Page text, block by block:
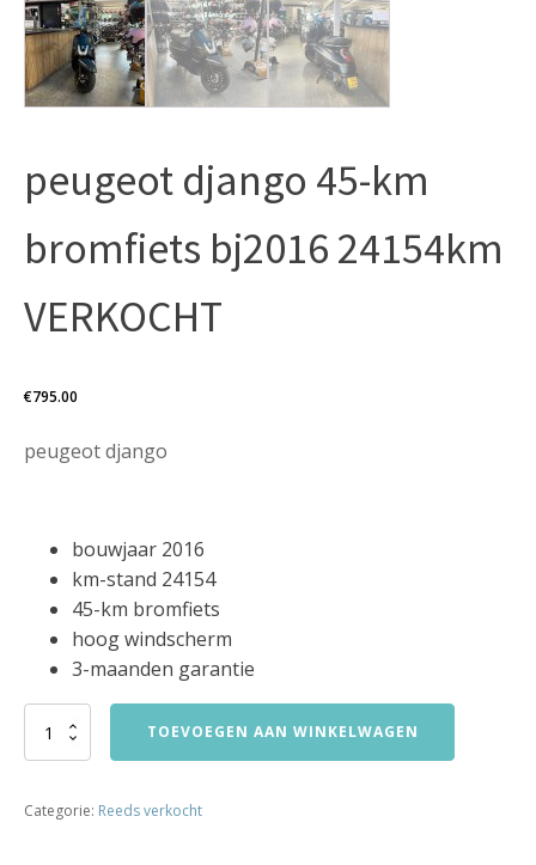
peugeot django 45-km
bromfiets bj2016 24154km
VERKOCHT
€795.00
peugeot django
bouwjaar 2016
km-stand 24154
45-km bromfiets
hoog windscherm
3-maanden garantie
peugeot
bromfiets
TOEVOEGEN AAN WINKELWAGEN
Categorie: Reeds verkocht